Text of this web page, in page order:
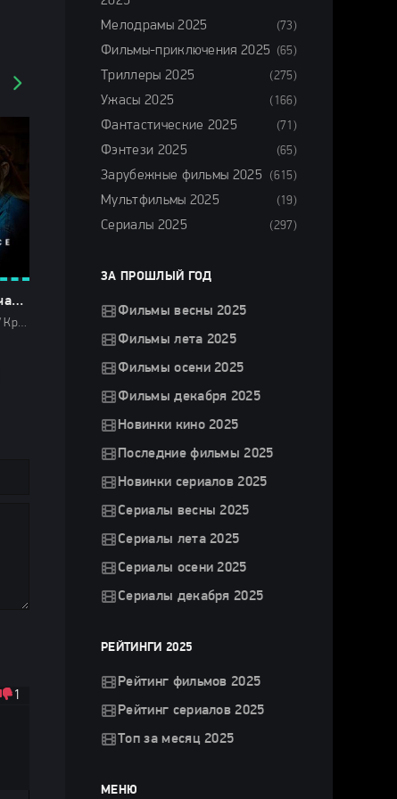
Кодекс молчания (2025)
Фильмы 2025 / Криминальные фильмы 2025 / Сериалы 2025 / Сериалы весны 2025 / Новинки сериалов 2025 / Смотреть фильмы онлайн
1
Мелодрамы 2025 (73)
Фильмы-приключения 2025 (65)
Триллеры 2025 (275)
Ужасы 2025 (166)
Фантастические 2025 (71)
Фэнтези 2025 (65)
Зарубежные фильмы 2025 (615)
Мультфильмы 2025 (19)
Сериалы 2025 (297)
ЗА ПРОШЛЫЙ ГОД
Фильмы весны 2025
Фильмы лета 2025
Фильмы осени 2025
Фильмы декабря 2025
Новинки кино 2025
Последние фильмы 2025
Новинки сериалов 2025
Сериалы весны 2025
Сериалы лета 2025
Сериалы осени 2025
Сериалы декабря 2025
РЕЙТИНГИ 2025
Рейтинг фильмов 2025
Рейтинг сериалов 2025
Топ за месяц 2025
МЕНЮ